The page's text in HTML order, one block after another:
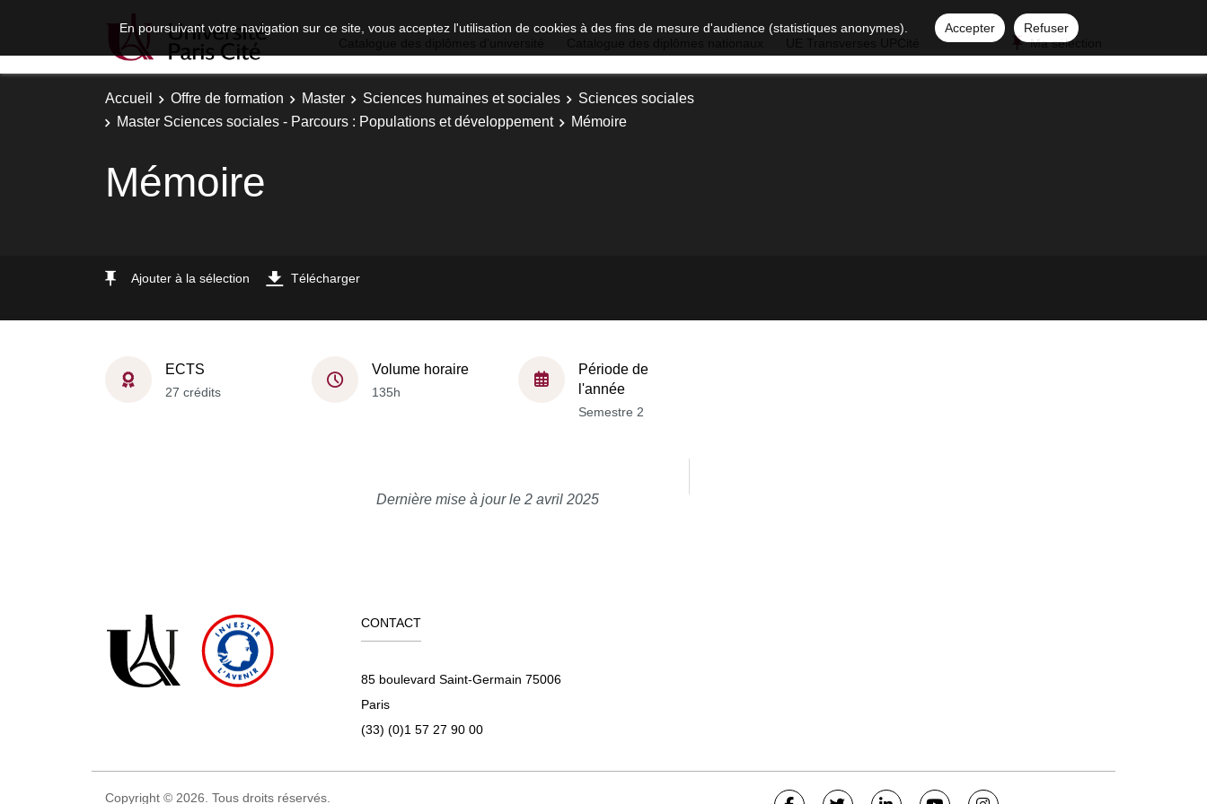
En poursuivant votre navigation sur ce site, vous acceptez l'utilisation de cookies à des fins de mesure d'audience (statistiques anonymes). Accepter
Refuser
Ma sélection
Accueil Offre de formation Master Sciences humaines et sociales
Sciences sociales
Master Sciences sociales - Parcours : Populations et développement
Mémoire
Mémoire
Ajouter à la sélection Télécharger
ECTS
27 crédits
Volume horaire
135h
Période de
l'année
Semestre 2
Dernière mise à jour le 2 avril 2025
CONTACT
85 boulevard Saint-Germain 75006
Paris
(33) (0)1 57 27 90 00
Copyright © 2026. Tous droits réservés.